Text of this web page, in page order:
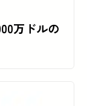
万ドルの